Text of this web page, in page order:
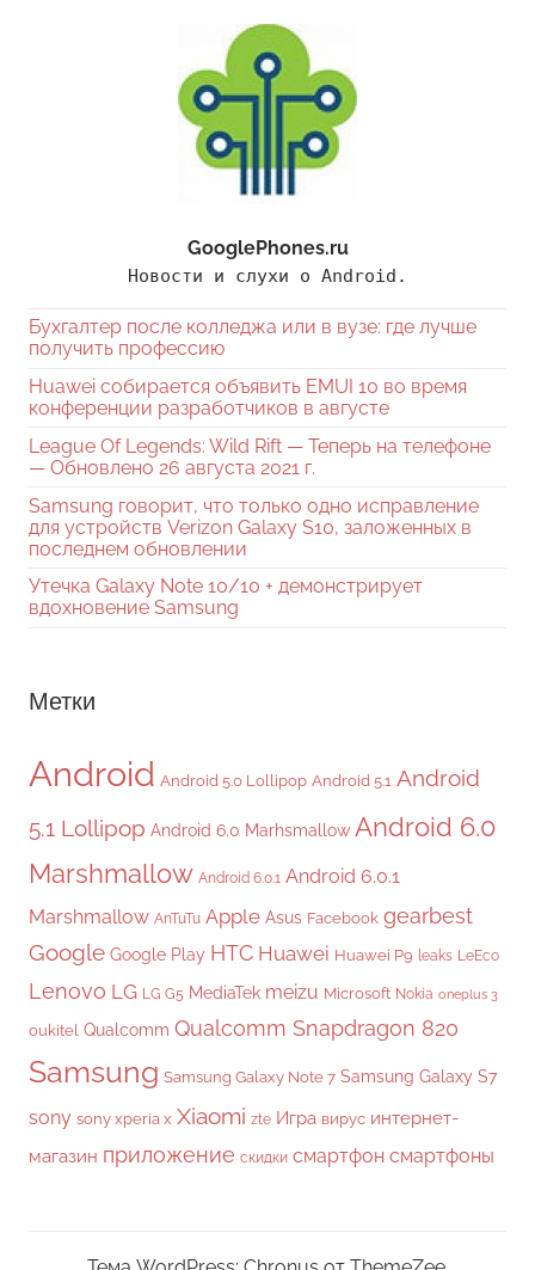
GooglePhones.ru
Новости и слухи о Android.
Бухгалтер после колледжа или в вузе: где лучше
получить профессию
Huawei собирается объявить EMUI 10 во время
конференции разработчиков в августе
League Of Legends: Wild Rift — Теперь на телефоне
— Обновлено 26 августа 2021 г.
Samsung говорит, что только одно исправление
для устройств Verizon Galaxy S10, заложенных в
последнем обновлении
Утечка Galaxy Note 10/10 + демонстрирует
вдохновение Samsung
Метки
Android Android 5.0 Lollipop Android 5.1 Android
5.1 Lollipop Android 6.0 Marhsmallow Android 6.0
Marshmallow Android 6.0.1 Android 6.0.1
Marshmallow AnTuTu Apple Asus Facebook gearbest
Google Google Play HTC Huawei Huawei P9 leaks LeEco
Lenovo LG LG G5 MediaTek meizu Microsoft Nokia oneplus 3
oukitel Qualcomm Qualcomm Snapdragon 820
Samsung Samsung Galaxy Note 7 Samsung Galaxy S7
sony sony xperia x Xiaomi zte Игра вирус интернет-
магазин приложение скидки смартфон смартфоны